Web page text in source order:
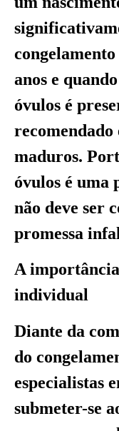
anos e
óvulos é
recomendado
maduros.
óvulos é uma
não deve ser
promessa
A
individual
Diante da
do
especialistas
submeter-se